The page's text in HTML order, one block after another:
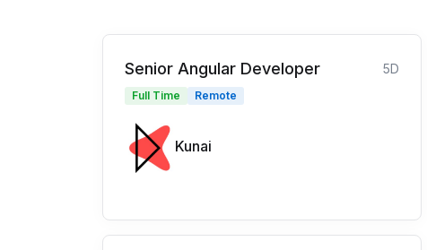
Senior Angular Developer 5D
Full Time Remote
Kunai